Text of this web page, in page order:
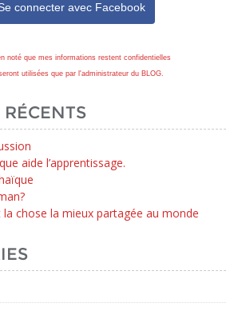
connecter avec Facebook
noté que mes informations restent confidentielles
utilisées que par l'administrateur du BLOG.
aide l’apprentissage.
la chose la mieux partagée au monde